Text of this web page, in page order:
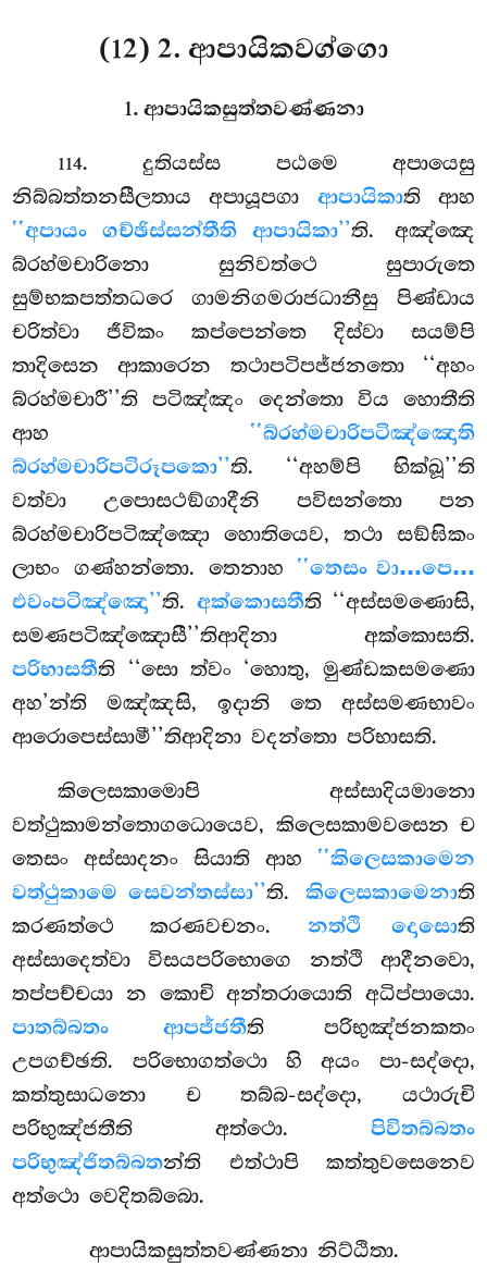
(12) 2. ආපායිකවග්ගො
1. ආපායිකසුත්තවණ්ණනා
114. දුතියස්ස පඨමෙ අපායෙසු
නිබ්බත්තනසීලතාය අපායූපගා ආපායිකාති ආහ
‘‘අපායං ගච්ඡිස්සන්තීති ආපායිකා’’ති. අඤ්ඤෙ
බ්රහ්මචාරිනො සුනිවත්ථෙ සුපාරුතෙ
සුම්භකපත්තධරෙ ගාමනිගමරාජධානීසු පිණ්ඩාය
චරිත්වා ජීවිකං කප්පෙන්තෙ දිස්වා සයම්පි
තාදිසෙන ආකාරෙන තථාපටිපජ්ජනතො ‘‘අහං
බ්රහ්මචාරී’’ති පටිඤ්ඤං දෙන්තො විය හොතීති
ආහ ‘‘බ්රහ්මචාරිපටිඤ්ඤොති
බ්රහ්මචාරිපටිරූපකො’’ති. ‘‘අහම්පි භික්ඛූ’’ති
වත්වා උපොසථඞ්ගාදීනි පවිසන්තො පන
බ්රහ්මචාරිපටිඤ්ඤො හොතියෙව, තථා සඞ්ඝිකං
ලාභං ගණ්හන්තො. තෙනාහ ‘‘තෙසං වා…පෙ…
එවංපටිඤ්ඤො’’ති. අක්කොසතීති ‘‘අස්සමණොසි,
සමණපටිඤ්ඤොසී’’තිආදිනා අක්කොසති.
පරිභාසතීති ‘‘සො ත්වං ‘හොතු, මුණ්ඩකසමණො
අහ’න්ති මඤ්ඤසි, ඉදානි තෙ අස්සමණභාවං
ආරොපෙස්සාමී’’තිආදිනා වදන්තො පරිභාසති.
කිලෙසකාමොපි අස්සාදියමානො
වත්ථුකාමන්තොගධොයෙව, කිලෙසකාමවසෙන ච
තෙසං අස්සාදනං සියාති ආහ ‘‘කිලෙසකාමෙන
වත්ථුකාමෙ සෙවන්තස්සා’’ති. කිලෙසකාමෙනාති
කරණත්ථෙ කරණවචනං. නත්ථි දොසොති
අස්සාදෙත්වා විසයපරිභොගෙ නත්ථි ආදීනවො,
තප්පච්චයා න කොචි අන්තරායොති අධිප්පායො.
පාතබ්බතං ආපජ්ජතීති පරිභුඤ්ජනකතං
උපගච්ඡති. පරිභොගත්ථො හි අයං පා-සද්දො,
කත්තුසාධනො ච තබ්බ-සද්දො, යථාරුචි
පරිභුඤ්ජතීති අත්ථො. පිවිතබ්බතං
පරිභුඤ්ජිතබ්බතන්ති එත්ථාපි කත්තුවසෙනෙව
අත්ථො වෙදිතබ්බො.
ආපායිකසුත්තවණ්ණනා නිට්ඨිතා.